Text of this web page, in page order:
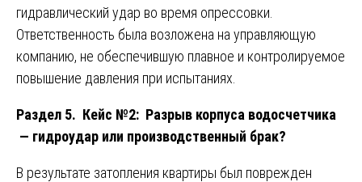
гидравлический удар во время опрессовки.
Ответственность была возложена на управляющую
компанию, не обеспечившую плавное и контролируемое
повышение давления при испытаниях.
Раздел 5. Кейс №2: Разрыв корпуса водосчетчика
— гидроудар или производственный брак?
В результате затопления квартиры был поврежден